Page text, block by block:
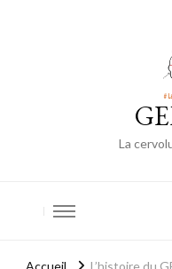
La
Accueil L’histoire du